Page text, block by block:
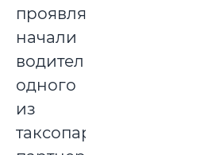
проявлять
начали
водители
одного
из
таксопарков-